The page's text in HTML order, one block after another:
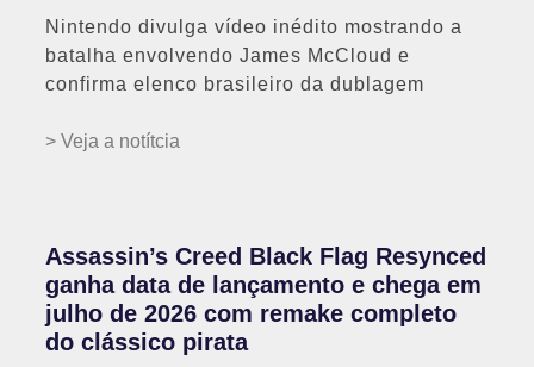
Nintendo divulga vídeo inédito mostrando a
batalha envolvendo James McCloud e
confirma elenco brasileiro da dublagem
> Veja a notítcia
Assassin’s Creed Black Flag Resynced
ganha data de lançamento e chega em
julho de 2026 com remake completo
do clássico pirata